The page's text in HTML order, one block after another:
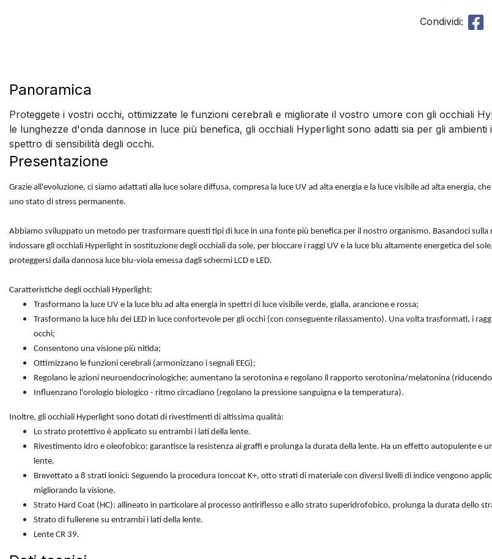
Condividi:
Panoramica
Proteggete i vostri occhi, ottimizzate le funzioni cerebrali e migliorate il vostro umore con gli occhiali
le lunghezze d'onda dannose in luce più benefica, gli occhiali Hyperlight sono adatti sia per gli
spettro di sensibilità degli occhi.
Presentazione
Grazie all'evoluzione, ci siamo adattati alla luce solare diffusa, compresa la luce UV ad alta energia e la luce visibile ad alta energia,
uno stato di stress permanente.
Abbiamo sviluppato un metodo per trasformare questi tipi di luce in una fonte più benefica per il nostro organismo. Basandoci
indossare gli occhiali Hyperlight in sostituzione degli occhiali da sole, per bloccare i raggi UV e la luce blu altamente energetica del
proteggersi dalla dannosa luce blu-viola emessa dagli schermi LCD e LED.
Caratteristiche degli occhiali Hyperlight:
Trasformano la luce UV e la luce blu ad alta energia in spettri di luce visibile verde, gialla, arancione e rossa;
Trasformano la luce blu dei LED in luce confortevole per gli occhi (con conseguente rilassamento). Una volta trasformati, i
occhi;
Consentono una visione più nitida;
Ottimizzano le funzioni cerebrali (armonizzano i segnali EEG);
Regolano le azioni neuroendocrinologiche; aumentano la serotonina e regolano il rapporto serotonina/melatonina
Influenzano l'orologio biologico - ritmo circadiano (regolano la pressione sanguigna e la temperatura).
Inoltre, gli occhiali Hyperlight sono dotati di rivestimenti di altissima qualità:
Lo strato protettivo è applicato su entrambi i lati della lente.
Rivestimento idro e oleofobico: garantisce la resistenza ai graffi e prolunga la durata della lente. Ha un effetto autopulente e
lente.
Brevettato a 8 strati ionici: Seguendo la procedura Ioncoat K+, otto strati di materiale con diversi livelli di indice vengono
migliorando la visione.
Strato Hard Coat (HC): allineato in particolare al processo antiriflesso e allo strato superidrofobico, prolunga la durata dello
Strato di fullerene su entrambi i lati della lente.
Lente CR 39.